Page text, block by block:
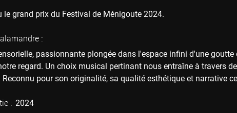
le grand prix du Festival de Ménigoute 2024.
:
passionnante plongée dans l'espace infini d'une
regard. Un choix musical pertinant nous entraîne à travers
pour son originalité, sa qualité esthétique et narrative
: 2024